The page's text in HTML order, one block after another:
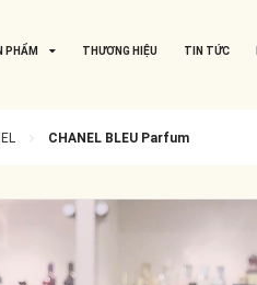
PHẨM THƯƠNG HIỆU TIN TỨC
CHANEL BLEU Parfum